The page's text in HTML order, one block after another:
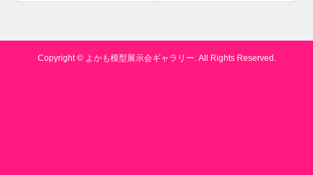
Copyright ©よかも模型展示会ギャラリー. All Rights Reserved.